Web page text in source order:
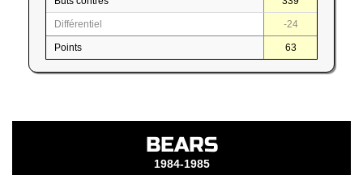
Différentiel -24
Points 63
BEARS
1984-1985